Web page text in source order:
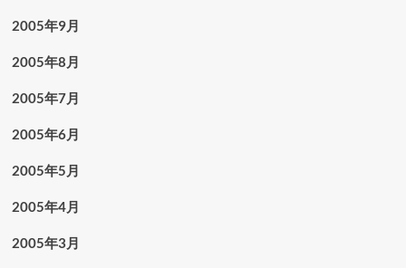
2005年9月
2005年8月
2005年7月
2005年6月
2005年5月
2005年4月
2005年3月